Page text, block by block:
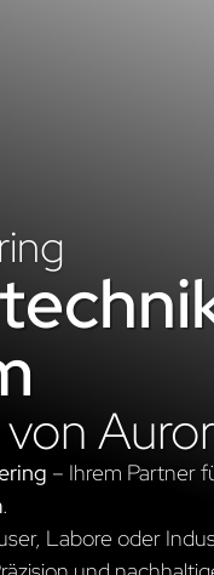
– Ihrem Partner
.
Labore oder